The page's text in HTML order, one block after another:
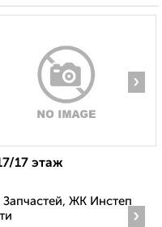
›
17 этаж
ЖК Инстеп
›